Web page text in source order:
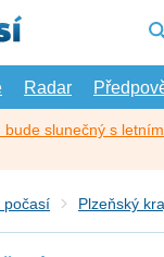
Radar
bude slunečný s
počasí Plzeňský